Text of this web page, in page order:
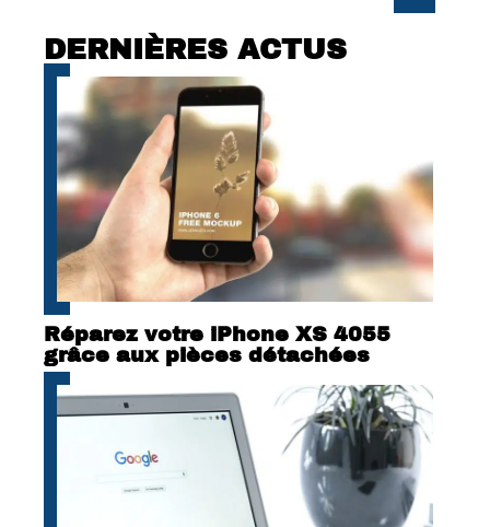
DERNIÈRES ACTUS
Réparez votre iPhone XS 4055
grâce aux pièces détachées